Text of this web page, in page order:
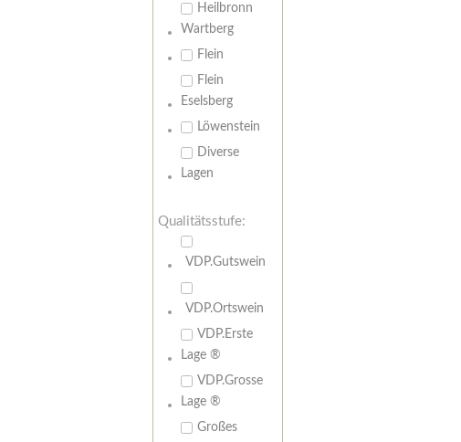
Heilbronn
Wartberg
Flein
Flein
Eselsberg
Löwenstein
Diverse
Lagen
Qualitätsstufe:
VDP.Gutswein
VDP.Ortswein
VDP.Erste
Lage ®
VDP.Grosse
Lage ®
Großes